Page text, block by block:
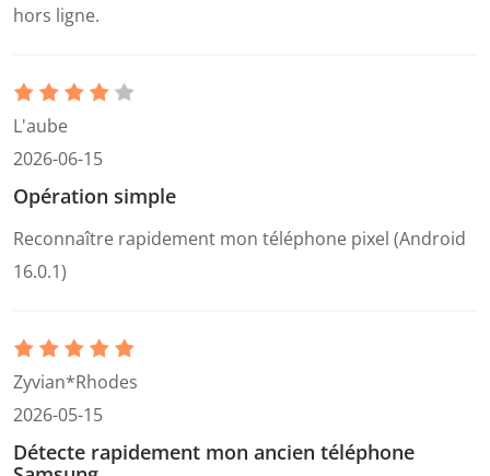
hors ligne.
L'aube
2026-06-15
Opération simple
Reconnaître rapidement mon téléphone pixel (Android
16.0.1)
Zyvian*Rhodes
2026-05-15
Détecte rapidement mon ancien téléphone